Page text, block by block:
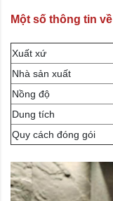
Một số thông tin
Xuất xứ
Nhà sản xuất
Nồng độ
Dung tích
Quy cách đóng gói